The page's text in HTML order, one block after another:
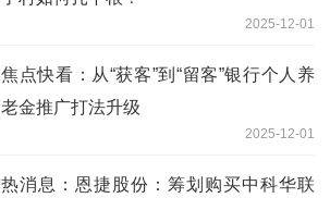
2025-12-01
焦点快看：从“获客”到“留客”银行个人养
老金推广打法升级
2025-12-01
热消息：恩捷股份：筹划购买中科华联